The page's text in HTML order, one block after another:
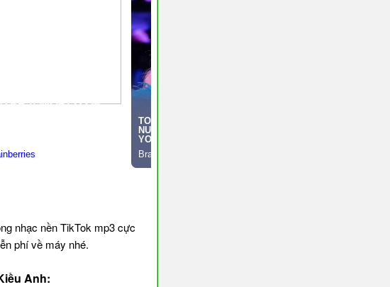
nhạc nền TikTok mp3 cực
phí về máy nhé.
Anh: